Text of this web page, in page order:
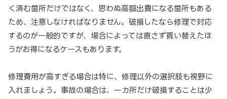
く済む箇所だけではなく、思わぬ高額出費になる箇所もある
ため、注意しなければなりません。破損したなら修理で対応
するのが一般的ですが、場合によっては直さず買い替えたほ
うがお得になるケースもあります。
修理費用が高すぎる場合は特に、修理以外の選択肢も視野に
入れましょう。事故の場合は、一カ所だけ破損することは少